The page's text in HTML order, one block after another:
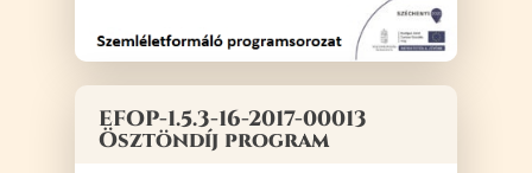
EFOP-1.5.3-16-2017-00013
Ösztöndíj program